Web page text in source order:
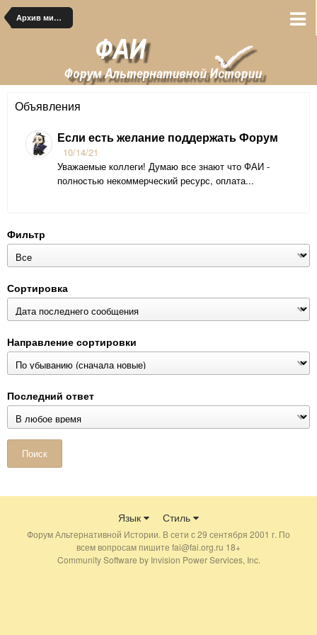
Архив миров
Объявления
Если есть желание поддержать Форум
10/14/21
Уважаемые коллеги! Думаю все знают что ФАИ -
полностью некоммерческий ресурс, оплата...
Фильтр
Сортировка
Направление сортировки
Последний ответ
Поиск
Язык Стиль
Форум Альтернативной Истории. В сети с 29 сентября 2001 г. По
всем вопросам пишите fai@fai.org.ru 18+
Community Software by Invision Power Services, Inc.